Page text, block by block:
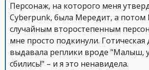
Персонаж, на которого меня
Cyberpunk, была Мередит, а потом
случайным второстепенным
мне просто подкинули. Готическая
выдавала реплики вроде "Малыш,
сбились!" – и я это ненавидела.